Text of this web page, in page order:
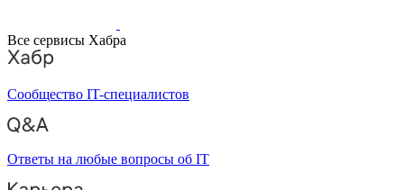
Все сервисы Хабра
Сообщество IT-специалистов
Ответы на любые вопросы об IT